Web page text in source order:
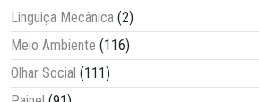
Linguiça Mecânica (2)
Meio Ambiente (116)
Olhar Social (111)